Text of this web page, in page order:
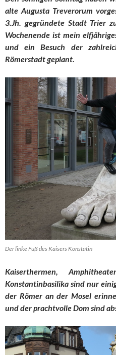
alte Augusta Treverorum
3.Jh. gegründete Stadt Trier
Wochenende ist mein
und ein Besuch der
Römerstadt geplant.
Der linke Fuß des Kaisers Konstatin
Kaiserthermen,
Konstantinbasilika sind nur
der Römer an der Mosel
und der prachtvolle Dom sind